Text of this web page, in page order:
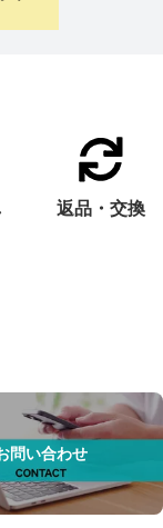
返品・交換
問い合わせ